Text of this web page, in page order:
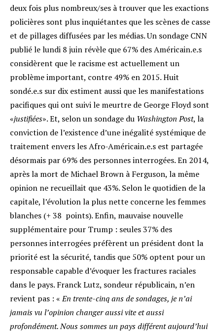
deux fois plus nombreux/ses à trouver que les exactions
policières sont plus inquiétantes que les scènes de casse
et de pillages diffusées par les médias. Un sondage CNN
publié le lundi 8 juin révèle que 67% des Américain.e.s
considèrent que le racisme est actuellement un
problème important, contre 49% en 2015. Huit
sondé.e.s sur dix estiment aussi que les manifestations
pacifiques qui ont suivi le meurtre de George Floyd sont
«justifiées». Et, selon un sondage du Washington Post, la
conviction de l’existence d’une inégalité systémique de
traitement envers les Afro-Américain.e.s est partagée
désormais par 69% des personnes interrogées. En 2014,
après la mort de Michael Brown à Ferguson, la même
opinion ne recueillait que 43%. Selon le quotidien de la
capitale, l’évolution la plus nette concerne les femmes
blanches (+ 38 points). Enfin, mauvaise nouvelle
supplémentaire pour Trump : seules 37% des
personnes interrogées préfèrent un président dont la
priorité est la sécurité, tandis que 50% optent pour un
responsable capable d’évoquer les fractures raciales
dans le pays. Franck Lutz, sondeur républicain, n’en
revient pas : «En trente-cinq ans de sondages, je n’ai
jamais vu l’opinion changer aussi vite et aussi
profondément. Nous sommes un pays différent aujourd’hui